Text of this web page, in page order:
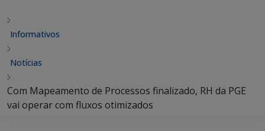
Informativos
Notícias
Com Mapeamento de Processos finalizado, RH da PGE
vai operar com fluxos otimizados